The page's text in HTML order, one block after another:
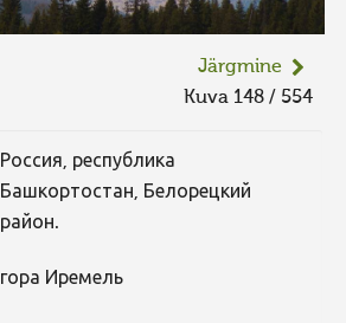
Järgmine
Kuva 148 / 554
Россия, республика
Башкортостан, Белорецкий
район.
гора Иремель